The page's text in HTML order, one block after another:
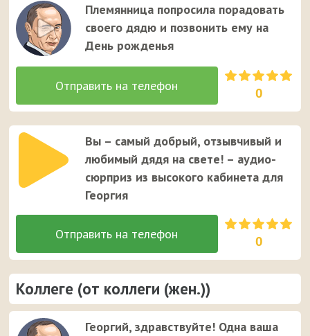
Племянница попросила порадовать
своего дядю и позвонить ему на
День рожденья
0
Вы – самый добрый, отзывчивый и
любимый дядя на свете! – аудио-
сюрприз из высокого кабинета для
Георгия
0
Коллеге (от коллеги (жен.))
Георгий, здравствуйте! Одна ваша